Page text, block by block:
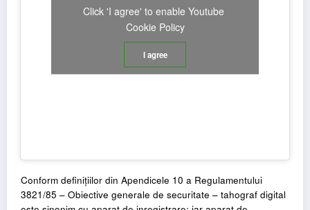
Click 'I agree' to enable Youtube
Cookie Policy
I agree
Conform definițiilor din Apendicele 10 a Regulamentului
3821/85 – Obiective generale de securitate – tahograf digital